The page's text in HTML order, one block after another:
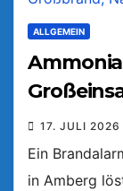
ALLGEMEIN
17. JULI 2026
Ein
in Amberg